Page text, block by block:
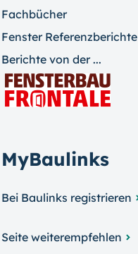
Fachbücher
Fenster Referenzberichte
Berichte von der ...
MyBaulinks
Bei Baulinks registrieren
Seite weiterempfehlen